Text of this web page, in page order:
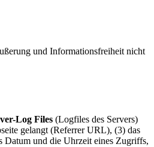
und Informationsfreiheit nicht
Log Files (Logfiles des Servers)
gelangt (Referrer URL), (3) das
Datum und die Uhrzeit eines Zugriffs,